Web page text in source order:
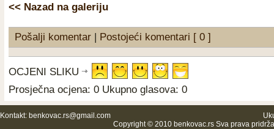
<< Nazad na galeriju
Pošalji komentar | Postojeći komentari [ 0 ]
OCJENI SLIKU
Prosječna ocjena: 0 Ukupno glasova: 0
Kontakt: benkovac.rs@gmail.com
Copyright © 2010 benkovac.rs Sva prava